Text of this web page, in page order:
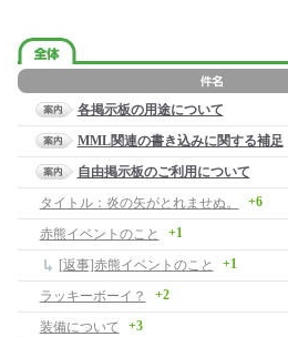
各掲示板の用途について
MML関連の書き込みに関する補足
自由掲示板のご利用について
タイトル：炎の矢がとれませぬ。
+6
赤熊イベントのこと +1
[返事]赤熊イベントのこと +1
ラッキーボーイ？ +2
装備について +3